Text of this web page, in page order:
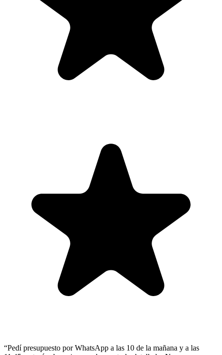
“Pedí presupuesto por WhatsApp a las 10 de la mañana y a las